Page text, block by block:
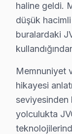
İlişkisel
söz konusu
Güç
Sarıyer'den
Kapıda beş
Bu hikayenin
Sarıyer
haline geldi.
düşük
buralardaki
Memnuniyet
hikayesi
seviyesinden
yolculukta